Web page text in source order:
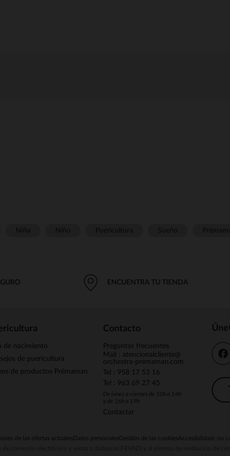
ENCUENTRA TU TIENDA
de nacimiento
de puericultura
de productos Prémaman
Contacto
Preguntas frecuentes
Mail : atencionalcliente@
orchestra-premaman.com
Tel : 958 17 53 16
Tel : 963 69 27 45
De lunes a viernes de 10h a 14h
y de 16h a 19h
Contactar
de las ofertas actuales Datos personalesGestión de las cookiesAccesibilidad: no